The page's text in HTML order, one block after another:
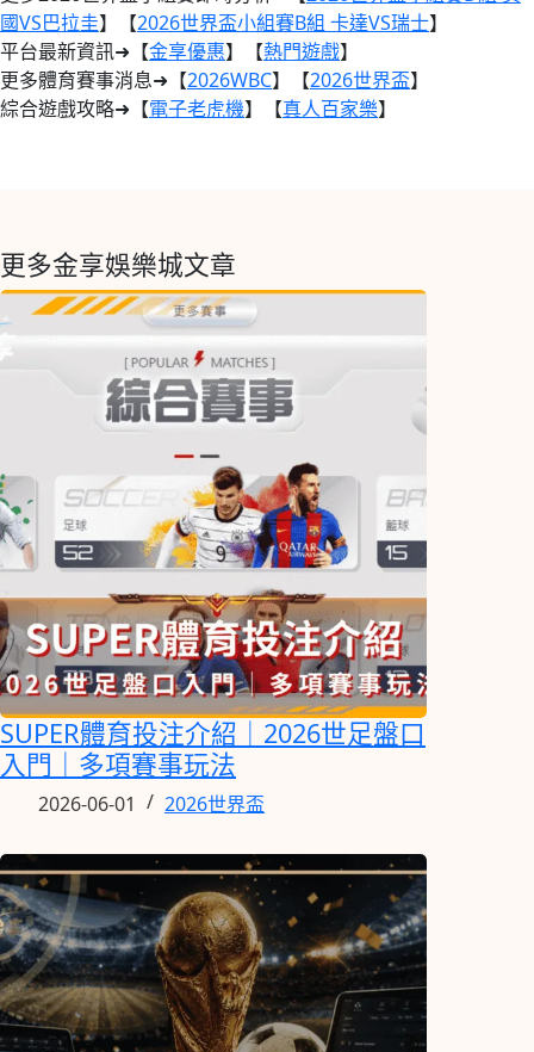
國VS巴拉圭】【2026世界盃小組賽B組 卡達VS瑞士】
平台最新資訊➜【金享優惠】【熱門遊戲】
更多體育賽事消息➜【2026WBC】【2026世界盃】
綜合遊戲攻略➜【電子老虎機】【真人百家樂】
更多金享娛樂城文章
SUPER體育投注介紹｜2026世足盤口
入門｜多項賽事玩法
2026-06-01 2026世界盃